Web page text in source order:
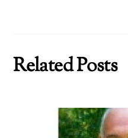
Related Posts